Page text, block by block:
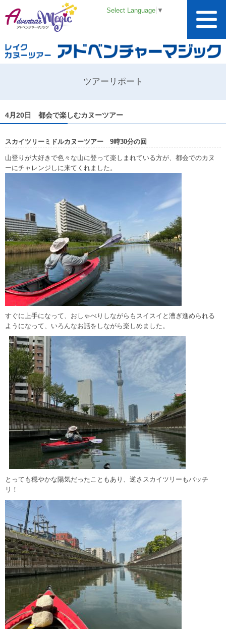
Select Language ▼
ツアーリポート
4月20日 都会で楽しむカヌーツアー
スカイツリーミドルカヌーツアー 9時30分の回
山登りが大好きで色々な山に登って楽しまれている方が、都会でのカヌ
ーにチャレンジしに来てくれました。
すぐに上手になって、おしゃべりしながらもスイスイと漕ぎ進められる
ようになって、いろんなお話をしながら楽しめました。
とっても穏やかな陽気だったこともあり、逆さスカイツリーもバッチ
リ！